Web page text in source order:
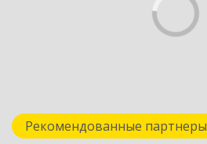
Рекомендованные партнеры